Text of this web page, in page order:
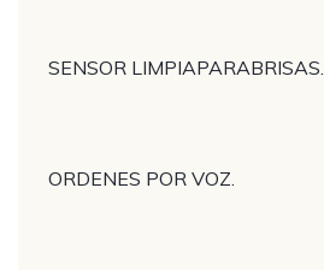
SENSOR LIMPIAPARABRISAS.
ORDENES POR VOZ.